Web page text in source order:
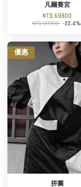
凡爾賽宮
NT$ 69800
NT$ 89990 -22.4%
優惠
拼圖